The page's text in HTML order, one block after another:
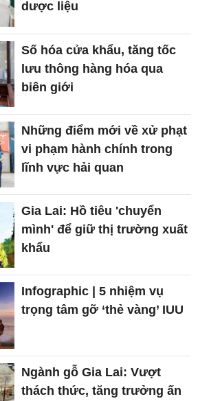
dược liệu
Số hóa cửa khẩu, tăng tốc
lưu thông hàng hóa qua
biên giới
Những điểm mới về xử phạt
vi phạm hành chính trong
lĩnh vực hải quan
Gia Lai: Hồ tiêu 'chuyển
mình' để giữ thị trường xuất
khẩu
Infographic | 5 nhiệm vụ
trọng tâm gỡ ‘thẻ vàng’ IUU
Ngành gỗ Gia Lai: Vượt
thách thức, tăng trưởng ấn